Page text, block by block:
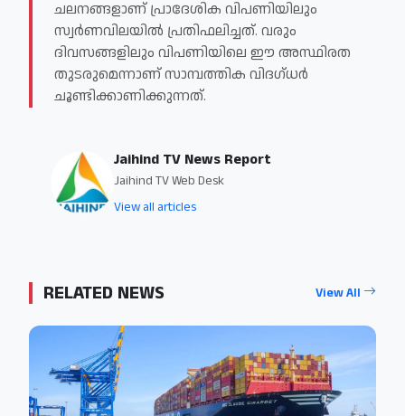
ചലനങ്ങളാണ് പ്രാദേശിക വിപണിയിലും
സ്വർണവിലയിൽ പ്രതിഫലിച്ചത്. വരും
ദിവസങ്ങളിലും വിപണിയിലെ ഈ അസ്ഥിരത
തുടരുമെന്നാണ് സാമ്പത്തിക വിദഗ്ധർ
ചൂണ്ടിക്കാണിക്കുന്നത്.
Jaihind TV News Report
Jaihind TV Web Desk
View all articles
RELATED NEWS View All